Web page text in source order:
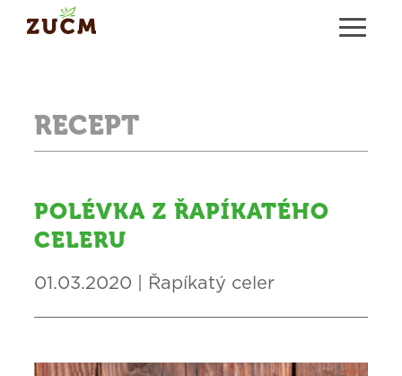
RECEPT
POLÉVKA Z ŘAPÍKATÉHO
CELERU
01.03.2020 | Řapíkatý celer